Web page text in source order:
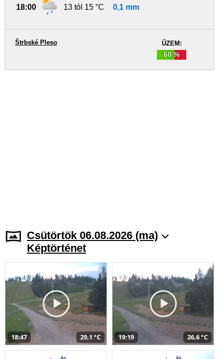
18:00 13 tól 15 °C 0,1 mm
ŰZEM:
60 %
Štrbské Pleso
Csütörtök 06.08.2026 (ma)
Képtörténet
18:47 29,1 °C 19:19 26,6 °C